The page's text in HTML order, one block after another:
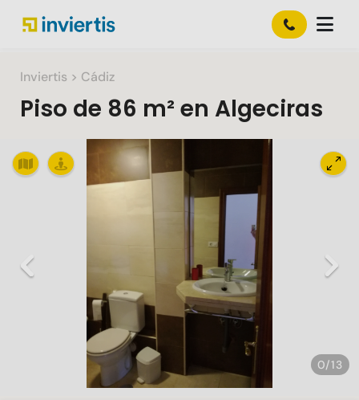
Inviertis > Cádiz
Piso de 86 m² en Algeciras
0/13
Previous Next